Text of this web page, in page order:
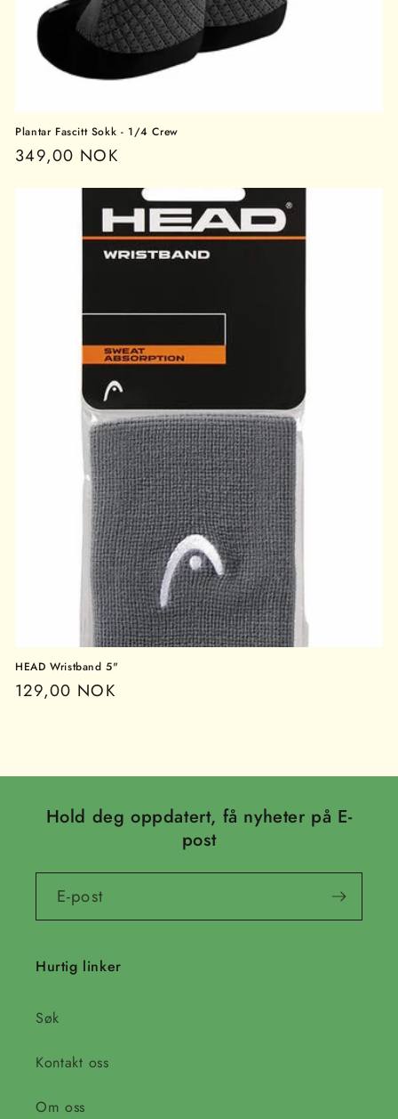
Plantar Fascitt Sokk - 1/4 Crew
Vanlig
349,00 NOK
HEAD Wristband 5"
Vanlig
129,00 NOK
Hold deg oppdatert, få nyheter på E-
post
E-post
Hurtig linker
Søk
Kontakt oss
Om oss